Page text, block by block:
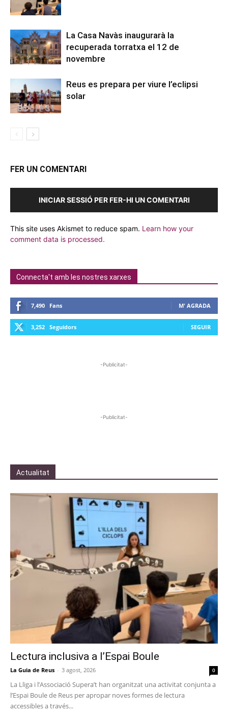
La Casa Navàs inaugurarà la
recuperada torratxa el 12 de
novembre
Reus es prepara per viure l’eclipsi
solar
FER UN COMENTARI
INICIAR SESSIÓ PER FER-HI UN COMENTARI
This site uses Akismet to reduce spam. Learn how your
comment data is processed.
Connecta't amb les nostres xarxes
7,490 Fans M' AGRADA
3,252 Seguidors SEGUIR
-Publicitat-
-Publicitat-
Actualitat
Lectura inclusiva a l’Espai Boule
La Guia de Reus - 3 agost, 2026 0
La Lliga i l’Associació Supera’t han organitzat una activitat conjunta a
l’Espai Boule de Reus per apropar noves formes de lectura
accessibles a través...